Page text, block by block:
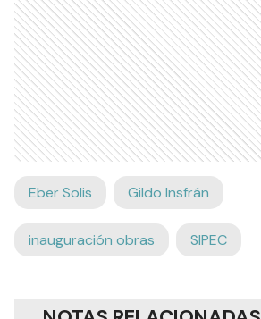
Eber Solis Gildo Insfrán
inauguración obras SIPEC